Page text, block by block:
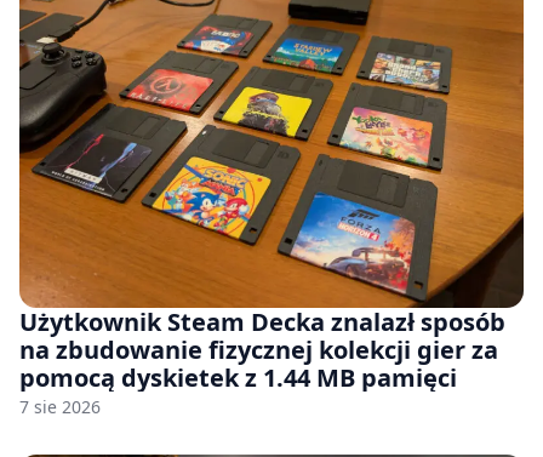
Użytkownik Steam Decka znalazł sposób
na zbudowanie fizycznej kolekcji gier za
pomocą dyskietek z 1.44 MB pamięci
7 sie 2026